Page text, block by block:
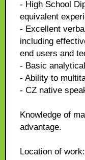
- High School
equivalent
- Excellent
including
end users and
- Basic
- Ability to
- CZ native
Knowledge of
advantage.
Location of